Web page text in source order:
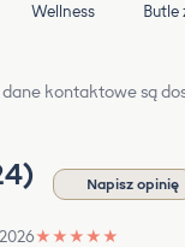
Wellness Butle
dane kontaktowe są
Napisz opinię
★ ★ ★ ★ ★